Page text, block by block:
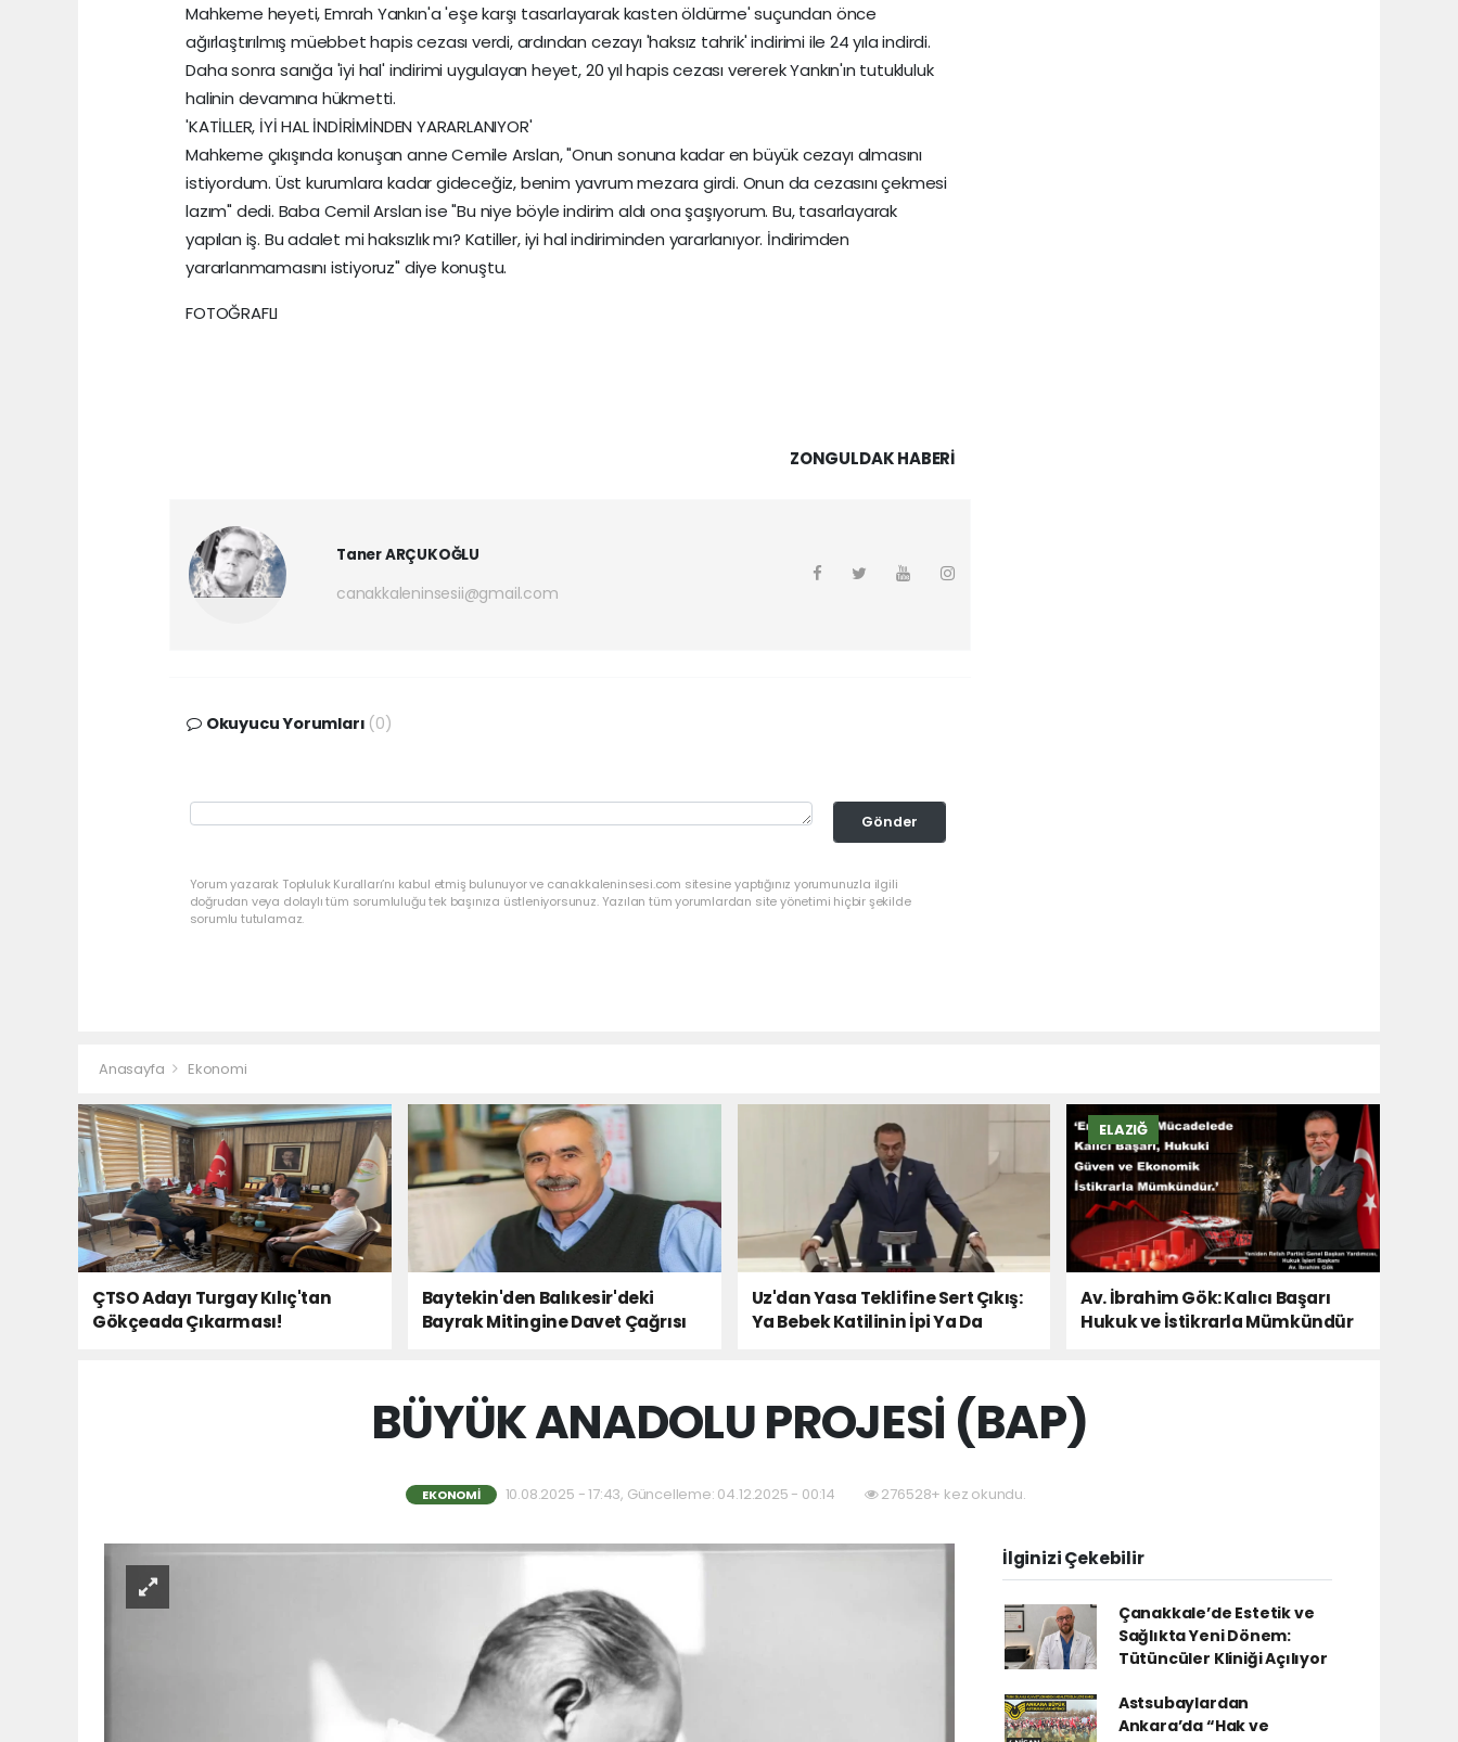
Mahkeme heyeti, Emrah Yankın'a 'eşe karşı tasarlayarak kasten öldürme' suçundan önce
ağırlaştırılmış müebbet hapis cezası verdi, ardından cezayı 'haksız tahrik' indirimi ile 24 yıla indirdi.
Daha sonra sanığa 'iyi hal' indirimi uygulayan heyet, 20 yıl hapis cezası vererek Yankın'ın tutukluluk
halinin devamına hükmetti.
'KATİLLER, İYİ HAL İNDİRİMİNDEN YARARLANIYOR'
​Mahkeme çıkışında konuşan anne Cemile Arslan, "Onun sonuna kadar en büyük cezayı almasını
istiyordum. Üst kurumlara kadar gideceğiz, benim yavrum mezara girdi. Onun da cezasını çekmesi
lazım" dedi. Baba Cemil Arslan ise "Bu niye böyle indirim aldı ona şaşıyorum. Bu, tasarlayarak
yapılan iş. Bu adalet mi haksızlık mı? Katiller, iyi hal indiriminden yararlanıyor. İndirimden
yararlanmamasını istiyoruz" diye konuştu.
FOTOĞRAFLI
ZONGULDAK HABERİ
Taner ARÇUKOĞLU
canakkaleninsesii@gmail.com
Okuyucu Yorumları (0)
Gönder
Yorum yazarak Topluluk Kuralları’nı kabul etmiş bulunuyor ve canakkaleninsesi.com sitesine yaptığınız yorumunuzla ilgili
doğrudan veya dolaylı tüm sorumluluğu tek başınıza üstleniyorsunuz. Yazılan tüm yorumlardan site yönetimi hiçbir şekilde
sorumlu tutulamaz.
Anasayfa Ekonomi
ÇTSO Adayı Turgay Kılıç'tan
Gökçeada Çıkarması!
Baytekin'den Balıkesir'deki
Bayrak Mitingine Davet Çağrısı
Uz'dan Yasa Teklifine Sert Çıkış:
Ya Bebek Katilinin İpi Ya Da
ELAZIĞ
Av. İbrahim Gök: Kalıcı Başarı
Hukuk ve İstikrarla Mümkündür
BÜYÜK ANADOLU PROJESİ (BAP)
EKONOMI 10.08.2025 - 17:43, Güncelleme: 04.12.2025 - 00:14 276528+ kez okundu.
İlginizi Çekebilir
Çanakkale’de Estetik ve
Sağlıkta Yeni Dönem:
Tütüncüler Kliniği Açılıyor
Astsubaylardan
Ankara’da “Hak ve